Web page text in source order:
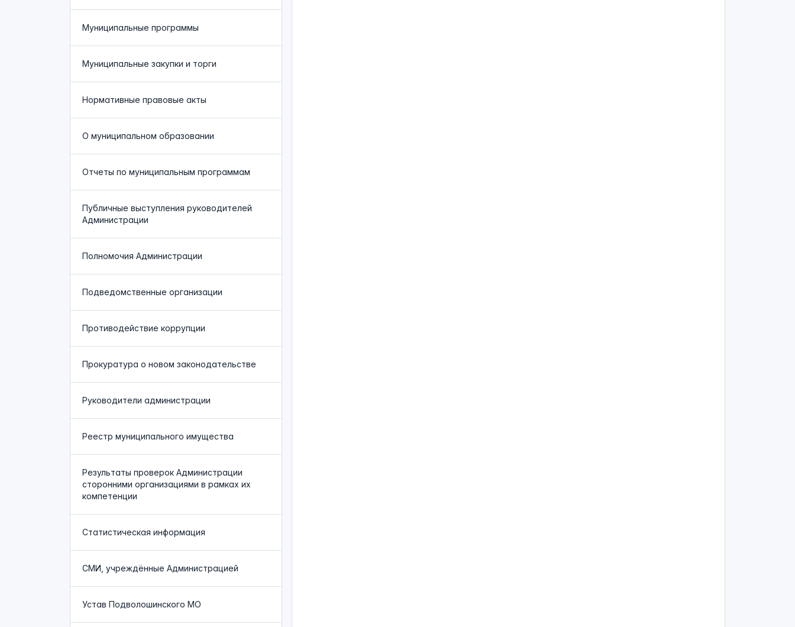
Муниципальные программы
Муниципальные закупки и торги
Нормативные правовые акты
О муниципальном образовании
Отчеты по муниципальным программам
Публичные выступления руководителей
Администрации
Полномочия Администрации
Подведомственные организации
Противодействие коррупции
Прокуратура о новом законодательстве
Руководители администрации
Реестр муниципального имущества
Результаты проверок Администрации
сторонними организациями в рамках их
компетенции
Статистическая информация
СМИ, учреждённые Администрацией
Устав Подволошинского МО